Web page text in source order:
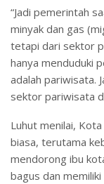
“Jadi pemerintah
minyak dan gas
tetapi dari sektor
hanya menduduki
adalah pariwisata.
sektor pariwisata
Luhut menilai,
biasa, terutama
mendorong ibu
bagus dan